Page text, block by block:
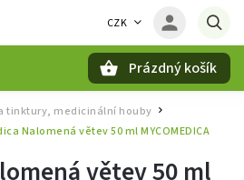
CZK
Prázdný košík
tinktury, medicinální houby
Nalomená větev 50 ml MYCOMEDICA
větev 50 ml